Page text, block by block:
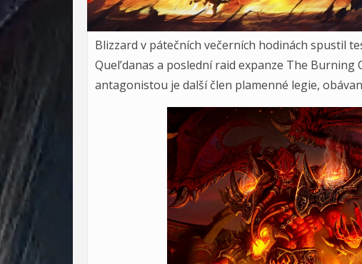
Blizzard v pátečních večerních hodinách spustil
Quel’danas a poslední raid expanze The Burning
antagonistou je další člen plamenné legie,